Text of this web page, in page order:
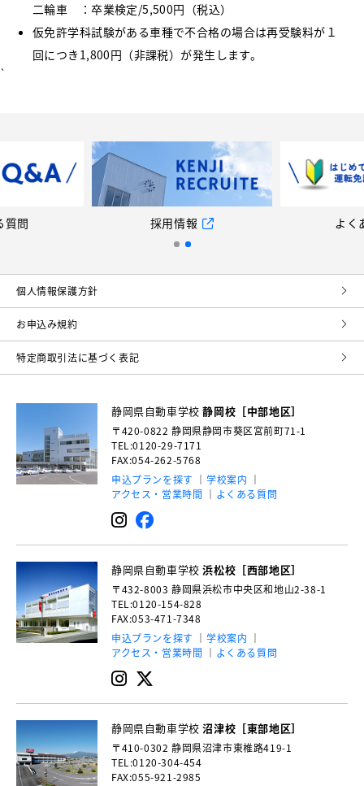
二輪車 ：卒業検定/5,500円（税込）
仮免許学科試験がある車種で不合格の場合は再受験料が１
回につき1,800円（非課税）が発生します。
`
質問 採用情報 よく
個⼈情報保護⽅針
お申込み規約
特定商取引法に基づく表記
静岡県自動車学校静岡校［中部地区］
〒420-0822 静岡県静岡市葵区宮前町71-1
TEL:0120-29-7171
FAX:054-262-5768
申込プランを探す
学校案内
アクセス・営業時間
よくある質問
静岡県自動車学校浜松校［西部地区］
〒432-8003 静岡県浜松市中央区和地山2-38-1
TEL:0120-154-828
FAX:053-471-7348
申込プランを探す
学校案内
アクセス・営業時間
よくある質問
静岡県自動車学校沼津校［東部地区］
〒410-0302 静岡県沼津市東椎路419-1
TEL:0120-304-454
FAX:055-921-2985